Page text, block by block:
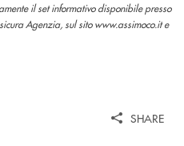
il set informativo disponibile presso
Agenzia, sul sito www.assimoco.it e
SHARE